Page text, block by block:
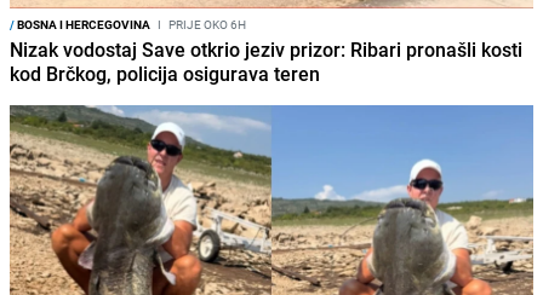
/BOSNA I HERCEGOVINA I PRIJE OKO 6H
Nizak vodostaj Save otkrio jeziv prizor: Ribari pronašli kosti
kod Brčkog, policija osigurava teren